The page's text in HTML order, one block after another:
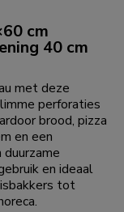
cm
40 cm
met deze
perforaties
brood, pizza
en een
en ideaal
tot